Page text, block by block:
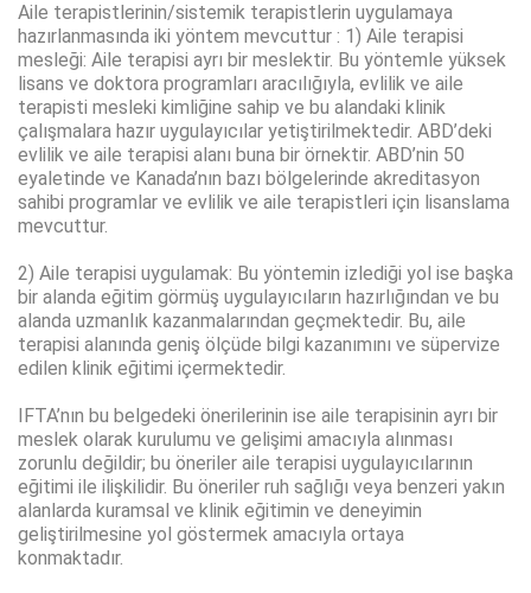
Aile terapistlerinin/sistemik terapistlerin uygulamaya
hazırlanmasında iki yöntem mevcuttur : 1) Aile terapisi
mesleği: Aile terapisi ayrı bir meslektir. Bu yöntemle yüksek
lisans ve doktora programları aracılığıyla, evlilik ve aile
terapisti mesleki kimliğine sahip ve bu alandaki klinik
çalışmalara hazır uygulayıcılar yetiştirilmektedir. ABD’deki
evlilik ve aile terapisi alanı buna bir örnektir. ABD’nin 50
eyaletinde ve Kanada’nın bazı bölgelerinde akreditasyon
sahibi programlar ve evlilik ve aile terapistleri için lisanslama
mevcuttur.
2) Aile terapisi uygulamak: Bu yöntemin izlediği yol ise başka
bir alanda eğitim görmüş uygulayıcıların hazırlığından ve bu
alanda uzmanlık kazanmalarından geçmektedir. Bu, aile
terapisi alanında geniş ölçüde bilgi kazanımını ve süpervize
edilen klinik eğitimi içermektedir.
IFTA’nın bu belgedeki önerilerinin ise aile terapisinin ayrı bir
meslek olarak kurulumu ve gelişimi amacıyla alınması
zorunlu değildir; bu öneriler aile terapisi uygulayıcılarının
eğitimi ile ilişkilidir. Bu öneriler ruh sağlığı veya benzeri yakın
alanlarda kuramsal ve klinik eğitimin ve deneyimin
geliştirilmesine yol göstermek amacıyla ortaya
konmaktadır.